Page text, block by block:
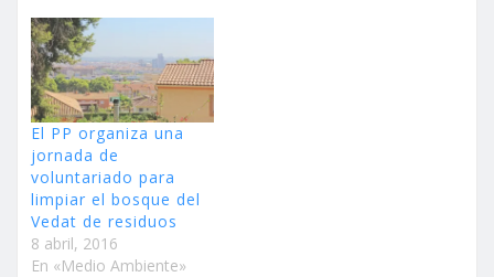
El PP organiza una
jornada de
voluntariado para
limpiar el bosque del
Vedat de residuos
8 abril, 2016
En «Medio Ambiente»